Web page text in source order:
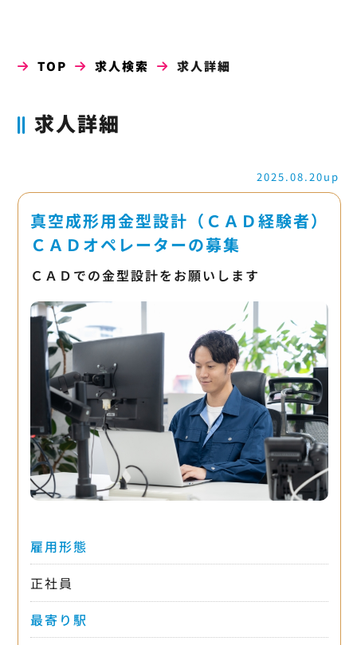
TOP 求人検索 求人詳細
求人詳細
2025.08.20up
真空成形用金型設計（ＣＡＤ経験者）
ＣＡＤオペレーターの募集
ＣＡＤでの金型設計をお願いします
雇用形態
正社員
最寄り駅